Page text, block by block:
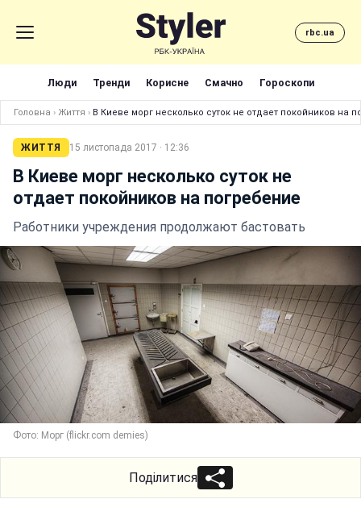
rbc.ua
Люди Тренди Корисне Смачно Гороскопи
Головна › Життя › В Киеве морг несколько суток не отдает покойников на
ЖИТТЯ 15 листопада 2017 · 12:36
В Киеве морг несколько суток не
отдает покойников на погребение
Работники учреждения продолжают бастовать
Фото: Морг (flickr.com demies)
Поділитися